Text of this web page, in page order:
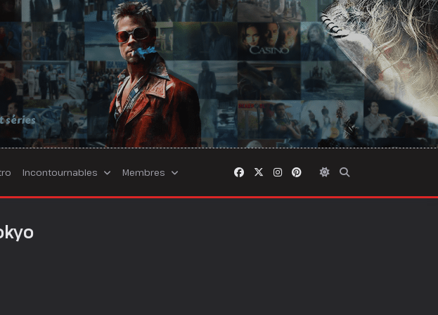
séries
Incontournables Membres